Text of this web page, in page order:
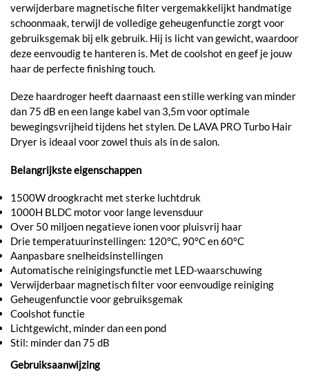
verwijderbare magnetische filter vergemakkelijkt handmatige
schoonmaak, terwijl de volledige geheugenfunctie zorgt voor
gebruiksgemak bij elk gebruik. Hij is licht van gewicht, waardoor
deze eenvoudig te hanteren is. Met de coolshot en geef je jouw
haar de perfecte finishing touch.
Deze haardroger heeft daarnaast een stille werking van minder
dan 75 dB en een lange kabel van 3,5m voor optimale
bewegingsvrijheid tijdens het stylen. De LAVA PRO Turbo Hair
Dryer is ideaal voor zowel thuis als in de salon.
Belangrijkste eigenschappen
1500W droogkracht met sterke luchtdruk
1000H BLDC motor voor lange levensduur
Over 50 miljoen negatieve ionen voor pluisvrij haar
Drie temperatuurinstellingen: 120°C, 90°C en 60°C
Aanpasbare snelheidsinstellingen
Automatische reinigingsfunctie met LED-waarschuwing
Verwijderbaar magnetisch filter voor eenvoudige reiniging
Geheugenfunctie voor gebruiksgemak
Coolshot functie
Lichtgewicht, minder dan een pond
Stil: minder dan 75 dB
Gebruiksaanwijzing